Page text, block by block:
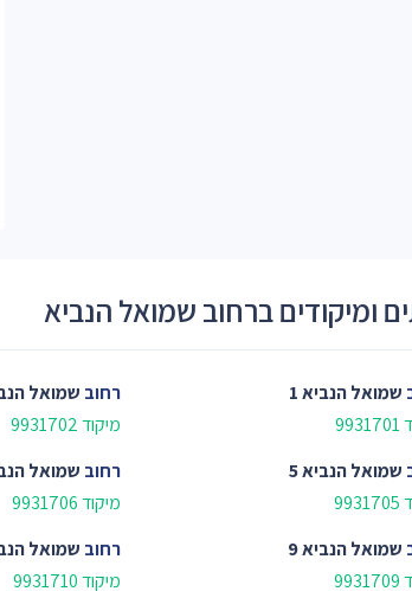
ומיקודים ברחוב שמואל הנביא
שמואל הנביא 1
רחוב שמואל
מיקוד 9931702
שמואל הנביא 5
רחוב שמואל
מיקוד 9931706
שמואל הנביא 9
רחוב שמואל
מיקוד 9931710